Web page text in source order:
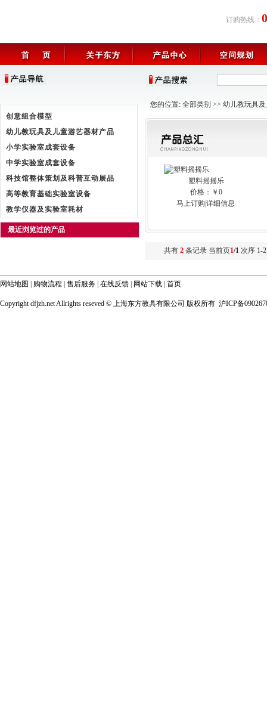
订购热线：
创意组合模型
幼儿教玩具及儿童游艺器材产品
小学实验室成套设备
中学实验室成套设备
科技馆整体策划及科普互动展品
高等教育基础实验室设备
教学仪器及实验室耗材
最近浏览过的产品
您的位置: 全部类别 >> 幼儿教玩具
塑料摇摇乐
价格：￥0
马上订购 详细信息
共有2 条记录 当前页1/1 次序 1-2
网站地图 购物流程 售后服务 在线反馈 网站下载 首页
Copyright dfjzh.net Allrights reseved © 上海东方教具有限公司 版权所有 沪ICP备